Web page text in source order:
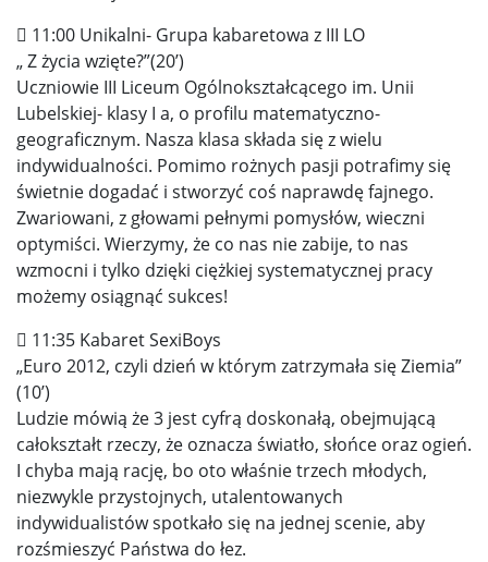
 11:00 Unikalni- Grupa kabaretowa z III LO
„ Z życia wzięte?”(20’)
Uczniowie III Liceum Ogólnokształcącego im. Unii
Lubelskiej- klasy I a, o profilu matematyczno-
geograficznym. Nasza klasa składa się z wielu
indywidualności. Pomimo rożnych pasji potrafimy się
świetnie dogadać i stworzyć coś naprawdę fajnego.
Zwariowani, z głowami pełnymi pomysłów, wieczni
optymiści. Wierzymy, że co nas nie zabije, to nas
wzmocni i tylko dzięki ciężkiej systematycznej pracy
możemy osiągnąć sukces!
 11:35 Kabaret SexiBoys
„Euro 2012, czyli dzień w którym zatrzymała się Ziemia”
(10’)
Ludzie mówią że 3 jest cyfrą doskonałą, obejmującą
całokształt rzeczy, że oznacza światło, słońce oraz ogień.
I chyba mają rację, bo oto właśnie trzech młodych,
niezwykle przystojnych, utalentowanych
indywidualistów spotkało się na jednej scenie, aby
rozśmieszyć Państwa do łez.